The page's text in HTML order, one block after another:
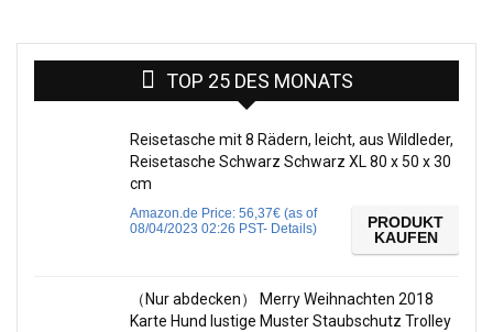
TOP 25 DES MONATS
Reisetasche mit 8 Rädern, leicht, aus Wildleder,
Reisetasche Schwarz Schwarz XL 80 x 50 x 30
cm
Amazon.de Price: 56,37€ (as of
08/04/2023 02:26 PST- Details)
PRODUKT
KAUFEN
（Nur abdecken） Merry Weihnachten 2018
Karte Hund lustige Muster Staubschutz Trolley